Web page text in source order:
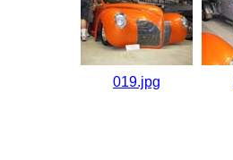
019.jpg